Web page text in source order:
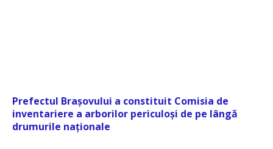
Prefectul Brașovului a constituit Comisia de
inventariere a arborilor periculoși de pe lângă
drumurile naționale